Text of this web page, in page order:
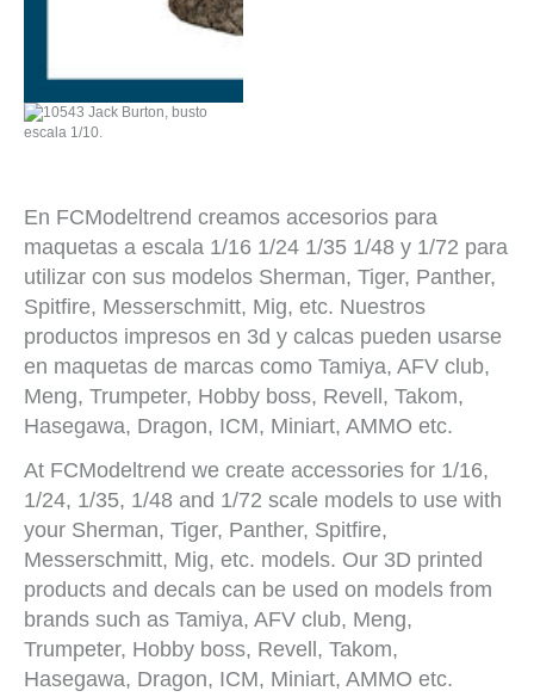
En FCModeltrend creamos accesorios para
maquetas a escala 1/16 1/24 1/35 1/48 y 1/72 para
utilizar con sus modelos Sherman, Tiger, Panther,
Spitfire, Messerschmitt, Mig, etc. Nuestros
productos impresos en 3d y calcas pueden usarse
en maquetas de marcas como Tamiya, AFV club,
Meng, Trumpeter, Hobby boss, Revell, Takom,
Hasegawa, Dragon, ICM, Miniart, AMMO etc.
At FCModeltrend we create accessories for 1/16,
1/24, 1/35, 1/48 and 1/72 scale models to use with
your Sherman, Tiger, Panther, Spitfire,
Messerschmitt, Mig, etc. models. Our 3D printed
products and decals can be used on models from
brands such as Tamiya, AFV club, Meng,
Trumpeter, Hobby boss, Revell, Takom,
Hasegawa, Dragon, ICM, Miniart, AMMO etc.